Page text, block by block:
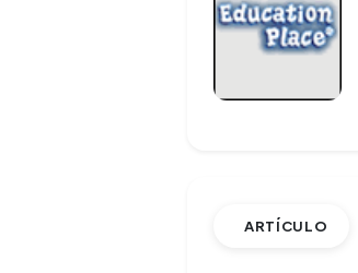
ARTÍCULO